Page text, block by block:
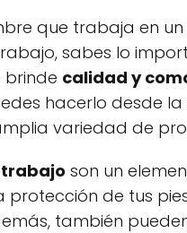
que trabaja en
sabes lo
brinde calidad y
hacerlo desde
variedad de
trabajo son un
protección de tus
también